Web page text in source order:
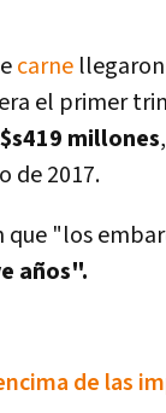
carne llegaron
el primer
millones
de 2017.
que "los
años".
de las